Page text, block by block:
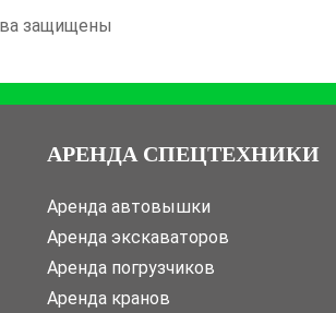
защищены
АРЕНДА СПЕЦТЕХНИКИ
Аренда автовышки
Аренда экскаваторов
Аренда погрузчиков
Аренда кранов